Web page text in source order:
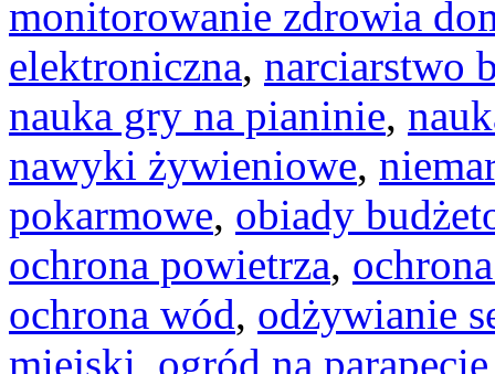
monitorowanie zdrowia
elektroniczna, narciarstwo
nauka gry na pianinie,
nawyki żywieniowe,
pokarmowe, obiady
ochrona powietrza,
ochrona wód, odżywianie
miejski ogród na parapecie